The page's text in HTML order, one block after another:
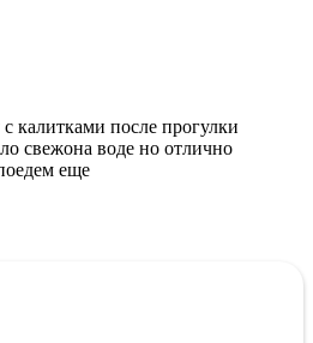
калитками после прогулки
свежона воде но отлично
еще